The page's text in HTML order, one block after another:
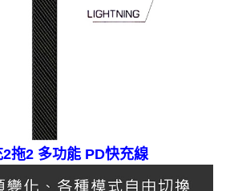
拖2 多功能 PD快充線